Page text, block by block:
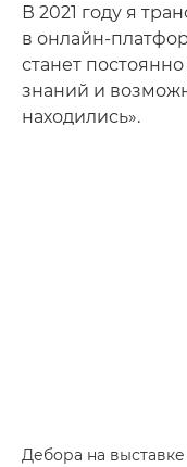
В 2021 году я
в онлайн-
станет
знаний и
находились».
Дебора на